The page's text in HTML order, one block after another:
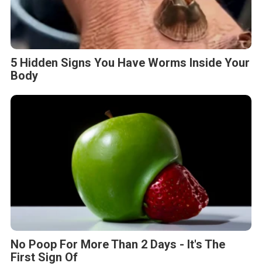
5 Hidden Signs You Have Worms Inside Your
Body
No Poop For More Than 2 Days - It's The
First Sign Of